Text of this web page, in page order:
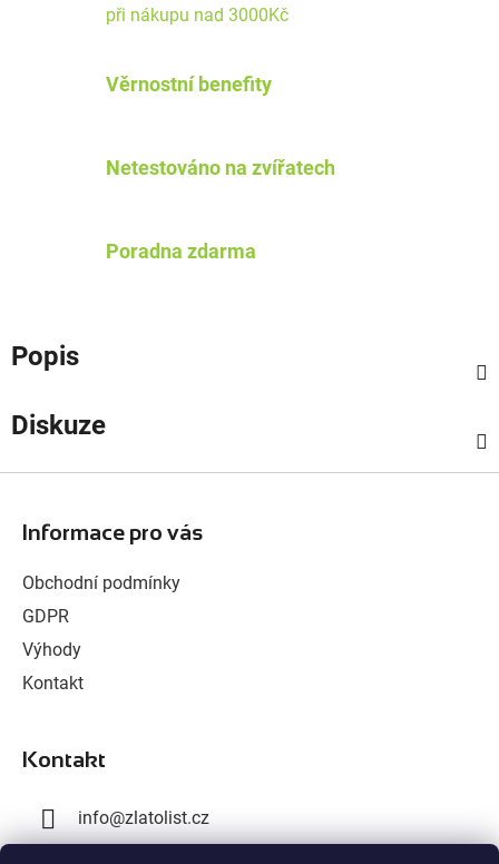
při nákupu nad 3000Kč
Věrnostní benefity
Netestováno na zvířatech
Poradna zdarma
Popis
Diskuze
Informace pro vás
Obchodní podmínky
GDPR
Výhody
Kontakt
Kontakt
info@zlatolist.cz